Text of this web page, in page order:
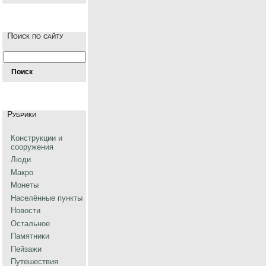
Поиск по сайту
Рубрики
Конструкции и
сооружения
Люди
Макро
Монеты
Населённые пункты
Новости
Остальное
Памятники
Пейзажи
Путешествия